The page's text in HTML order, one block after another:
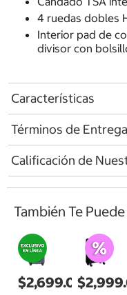
4 ruedas dobles
Interior pad de
divisor con
Características
Términos de
Calificación de
También Te
$2,699.00